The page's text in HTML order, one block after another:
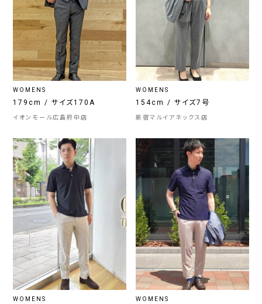
WOMENS
179cm / サイズ170A
イオンモール広島府中店
WOMENS
154cm / サイズ7号
新宿マルイアネックス店
WOMENS WOMENS